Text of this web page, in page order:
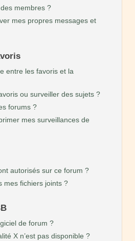
membres ?
mes propres messages et
entre les favoris et la
ou surveiller des sujets ?
forums ?
mes surveillances de
autorisés sur ce forum ?
mes fichiers joints ?
de forum ?
X n’est pas disponible ?